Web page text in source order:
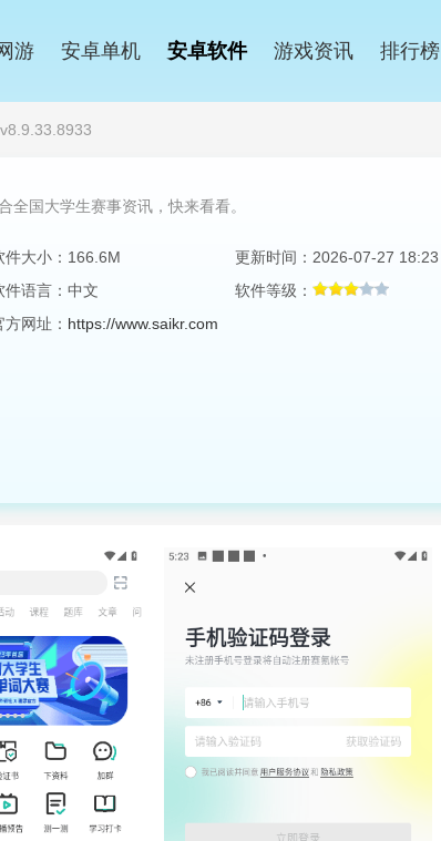
游 安卓单机 安卓软件 游戏资讯 排行榜
全国大学生赛事资讯，快来看看。
件大小：166.6M
更新时间：2026-07-27 18:23
件语言：中文
软件等级：
方网址： https://www.saikr.com